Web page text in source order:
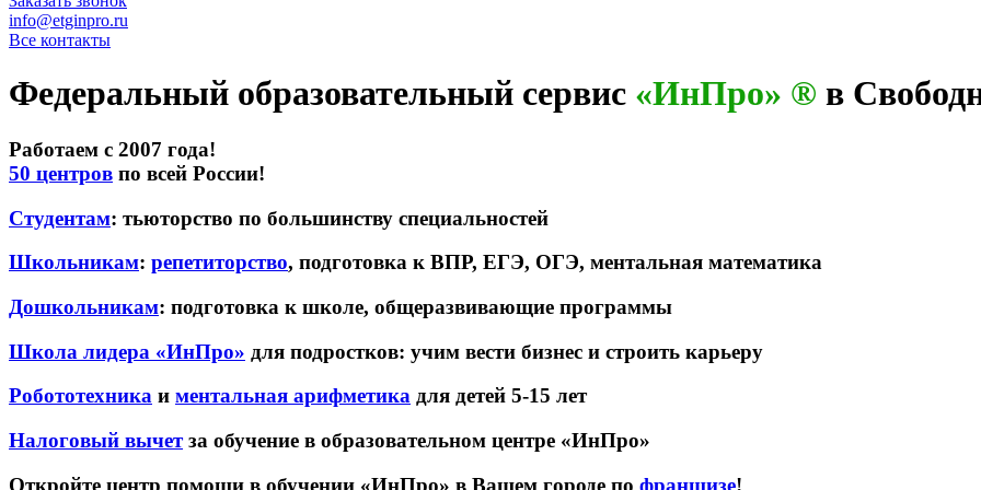
info@etginpro.ru
Все контакты
Федеральный образовательный сервис «ИнПро» ® в
Работаем с 2007 года!
50 центров по всей России!
Студентам: тьюторство по большинству специальностей
Школьникам: репетиторство, подготовка к ВПР, ЕГЭ, ОГЭ, ментальная математика
Дошкольникам: подготовка к школе, общеразвивающие программы
Школа лидера «ИнПро» для подростков: учим вести бизнес и строить карьеру
Робототехника и ментальная арифметика для детей 5-15 лет
Налоговый вычетза обучение в образовательном центре «ИнПро»
Откройте центр помощи в обучении «ИнПро» в Вашем городе по франшизе!